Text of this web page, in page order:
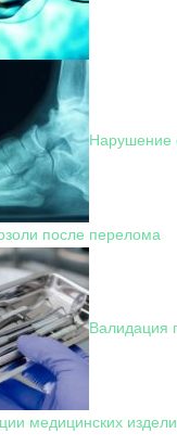
Нарушение
после перелома
Валидация
медицинских